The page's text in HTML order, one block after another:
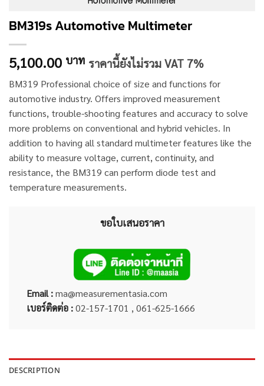
BM319s Automotive Multimeter
5,100.00 บาท ราคานี้ยังไม่รวม VAT 7%
BM319 Professional choice of size and functions for
automotive industry. Offers improved measurement
functions, trouble-shooting features and accuracy to solve
more problems on conventional and hybrid vehicles. In
addition to having all standard multimeter features like the
ability to measure voltage, current, continuity, and
resistance, the BM319 can perform diode test and
temperature measurements.
ขอใบเสนอราคา
Email :ma@measurementasia.com
เบอร์ติดต่อ :02-157-1701 , 061-625-1666
DESCRIPTION